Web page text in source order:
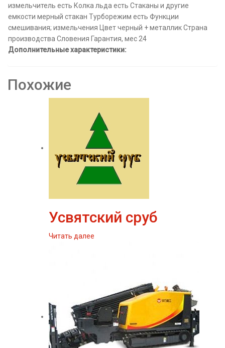
измельчитель есть Колка льда есть Стаканы и другие
емкости мерный стакан Турборежим есть Функции
смешивания; измельчения Цвет черный + металлик Страна
производства Словения Гарантия, мес 24
Дополнительные характеристики:
Похожие
Усвятский сруб
Читать далее